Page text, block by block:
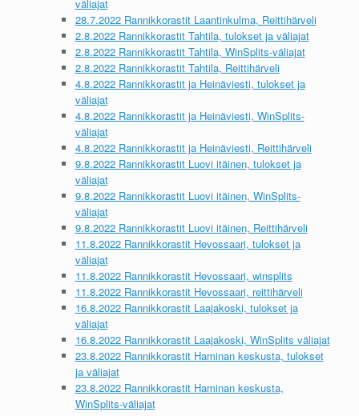
väliajat
28.7.2022 Rannikkorastit Laantinkulma, Reittihärveli
2.8.2022 Rannikkorastit Tahtila, tulokset ja väliajat
2.8.2022 Rannikkorastit Tahtila, WinSplits-väliajat
2.8.2022 Rannikkorastit Tahtila, Reittihärveli
4.8.2022 Rannikkorastit ja Heinäviesti, tulokset ja
väliajat
4.8.2022 Rannikkorastit ja Heinäviesti, WinSplits-
väliajat
4.8.2022 Rannikkorastit ja Heinäviesti, Reittihärveli
9.8.2022 Rannikkorastit Luovi itäinen, tulokset ja
väliajat
9.8.2022 Rannikkorastit Luovi itäinen, WinSplits-
väliajat
9.8.2022 Rannikkorastit Luovi itäinen, Reittihärveli
11.8.2022 Rannikkorastit Hevossaari, tulokset ja
väliajat
11.8.2022 Rannikkorastit Hevossaari, winsplits
11.8.2022 Rannikkorastit Hevossaari, reittihärveli
16.8.2022 Rannikkorastit Laajakoski, tulokset ja
väliajat
16.8.2022 Rannikkorastit Laajakoski, WinSplits väliajat
23.8.2022 Rannikkorastit Haminan keskusta, tulokset
ja väliajat
23.8.2022 Rannikkorastit Haminan keskusta,
WinSplits-väliajat